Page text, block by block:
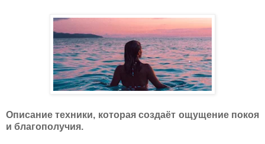
Описание техники, которая создаёт ощущение покоя
и благополучия.